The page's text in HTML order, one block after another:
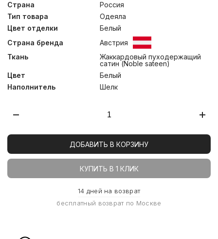
Страна
Россия
Тип товара
Одеяла
Цвет отделки
Белый
Страна бренда
Австрия
Ткань
Жаккардовый пуходержащий
сатин (Noble sateen)
Цвет
Белый
Наполнитель
Шелк
ДОБАВИТЬ В КОРЗИНУ
КУПИТЬ В 1 КЛИК
14 дней на возврат
бесплатный возврат по Москве